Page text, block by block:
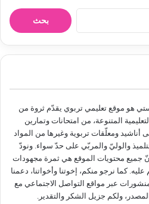
ن
هو موقع تعليمي تربوي يقدّم ثروة من
المتنوعة، من امتحانات وتمارين
أناشيد ومعلّقات تربوية وغيرها من المواد
والوليّ والمربّي على حدّ سواء. ونودّ
أنّ جميع محتويات الموقع هي ثمرة مجهودات
عليه. كما نرجو منكم، إخوتنا وأخواتنا، دعمنا
عبر مواقع التواصل الاجتماعي مع
ولكم جزيل الشكر والتقدير.